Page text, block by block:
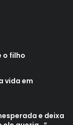
o filho
vida em
e deixa